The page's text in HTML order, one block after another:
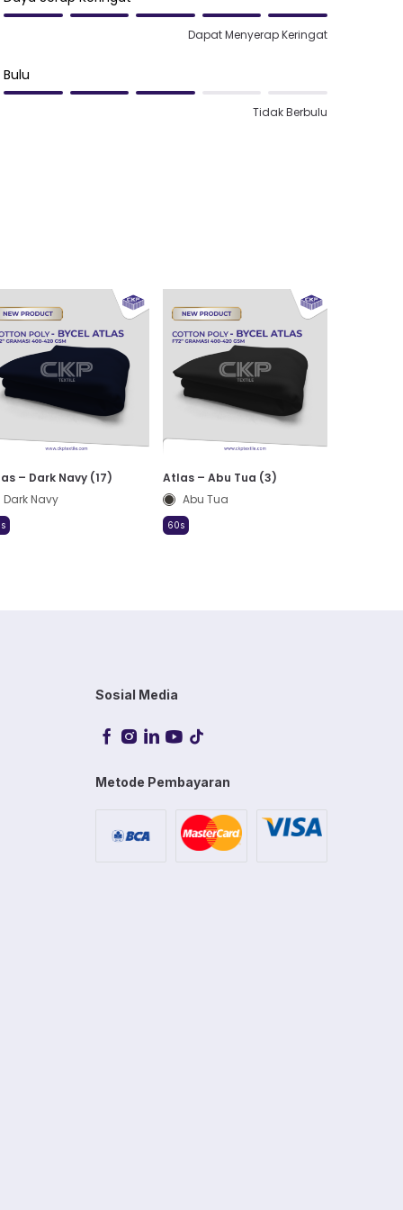
Dapat Menyerap Keringat
Bulu
Tidak Berbulu
– Dark Navy (17)
Dark Navy
Atlas – Abu Tua (3)
Abu Tua
60s
Sosial Media
Metode Pembayaran